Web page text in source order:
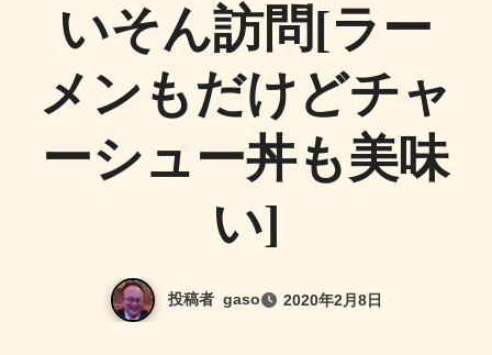
いそん訪問[ラー
メンもだけどチャ
ーシュー丼も美味
い]
投稿者 gaso 2020年2月8日